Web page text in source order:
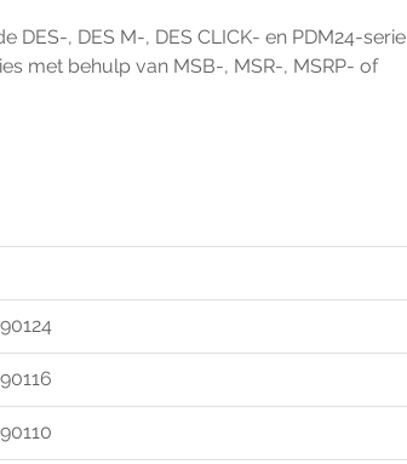
, DES M-, DES CLICK- en PDM24-serie
met behulp van MSB-, MSR-, MSRP- of